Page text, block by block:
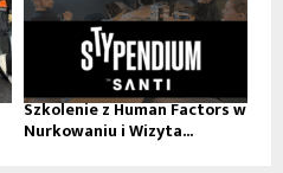
Szkolenie z Human Factors w
Nurkowaniu i Wizyta...